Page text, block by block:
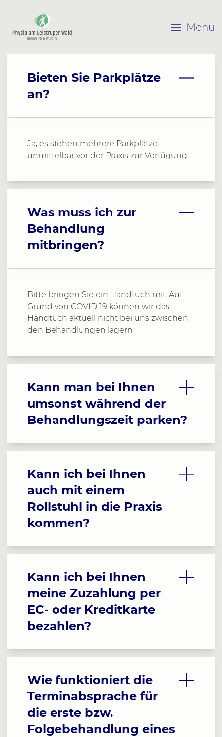
Menu
Bieten Sie Parkplätze
an?
Ja, es stehen mehrere Parkplätze
unmittelbar vor der Praxis zur Verfügung.
Was muss ich zur
Behandlung
mitbringen?
Bitte bringen Sie ein Handtuch mit. Auf
Grund von COVID 19 können wir das
Handtuch aktuell nicht bei uns zwischen
den Behandlungen lagern
Kann man bei Ihnen
umsonst während der
Behandlungszeit parken?
Kann ich bei Ihnen
auch mit einem
Rollstuhl in die Praxis
kommen?
Kann ich bei Ihnen
meine Zuzahlung per
EC- oder Kreditkarte
bezahlen?
Wie funktioniert die
Terminabsprache für
die erste bzw.
Folgebehandlung eines